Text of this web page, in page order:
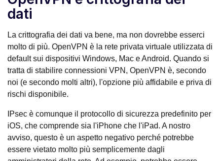
dati
La crittografia dei dati va bene, ma non dovrebbe esserci
molto di più. OpenVPN è la rete privata virtuale utilizzata di
default sui dispositivi Windows, Mac e Android. Quando si
tratta di stabilire connessioni VPN, OpenVPN è, secondo
noi (e secondo molti altri), l'opzione più affidabile e priva di
rischi disponibile.
IPsec è comunque il protocollo di sicurezza predefinito per
iOS, che comprende sia l'iPhone che l'iPad. A nostro
avviso, questo è un aspetto negativo perché potrebbe
essere vietato molto più semplicemente dagli